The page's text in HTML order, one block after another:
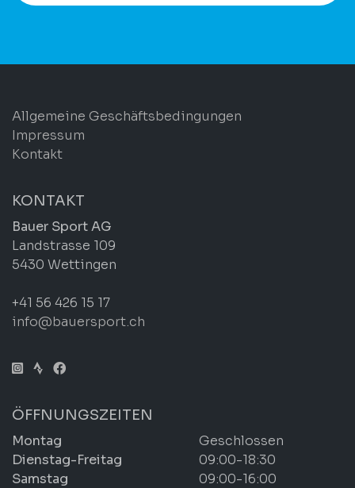
Allgemeine Geschäftsbedingungen
Impressum
Kontakt
KONTAKT
Bauer Sport AG
Landstrasse 109
5430 Wettingen
+41 56 426 15 17
info@bauersport.ch
ÖFFNUNGSZEITEN
Montag
Geschlossen
Dienstag-Freitag
09:00-18:30
Samstag
09:00-16:00